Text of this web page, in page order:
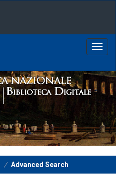
Advanced Search